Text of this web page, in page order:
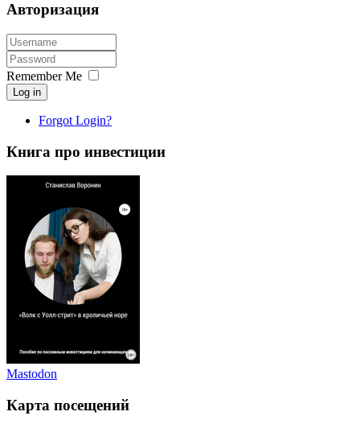
Авторизация
Remember Me
Log in
Forgot Login?
Книга про инвестиции
Mastodon
Карта посещений